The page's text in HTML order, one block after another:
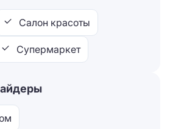
Салон красоты
Супермаркет